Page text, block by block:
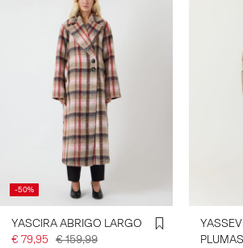
Occasionwear
Buenas ofertas
High Summer
¿PREGUNTAS?
SOBRE
NOSOTROS
-50%
YASCIRA ABRIGO LARGO
€ 79,95 € 159,99
PLUMAS